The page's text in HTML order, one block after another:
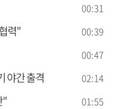
00:31
력" 00:39
00:47
야간 출격 02:14
" 01:55